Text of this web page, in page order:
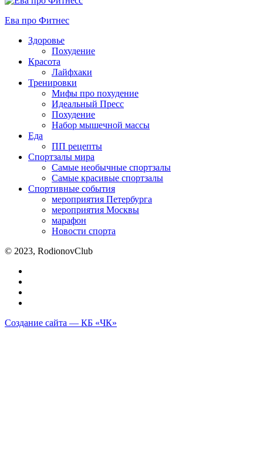
Ева про Фитнес
Здоровье
Похудение
Красота
Лайфхаки
Тренировки
Мифы про похудение
Идеальный Пресс
Похудение
Набор мышечной массы
Еда
ПП рецепты
Спортзалы мира
Самые необычные спортзалы
Самые красивые спортзалы
Спортивные события
мероприятия Петербурга
мероприятия Москвы
марафон
Новости спорта
© 2023, RodionovClub
Создание сайта — КБ «ЧК»